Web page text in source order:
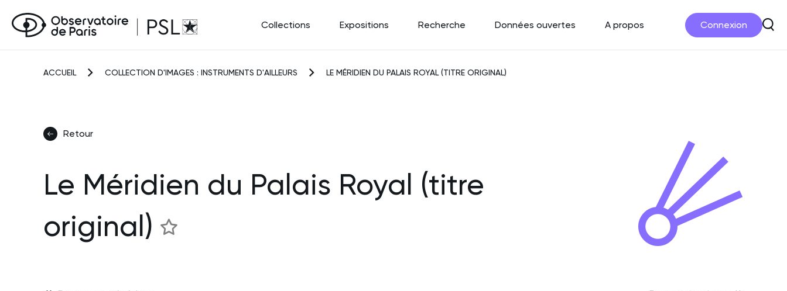
Collections Expositions Recherche Données ouvertes A propos Connexion
ACCUEIL COLLECTION D'IMAGES : INSTRUMENTS D'AILLEURS LE MÉRIDIEN DU PALAIS ROYAL (TITRE ORIGINAL)
Retour
Le Méridien du Palais Royal (titre
original)